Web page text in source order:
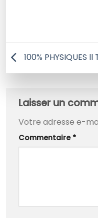
100% PHYSIQUES ll
Laisser un
Votre adresse e-
Commentaire *